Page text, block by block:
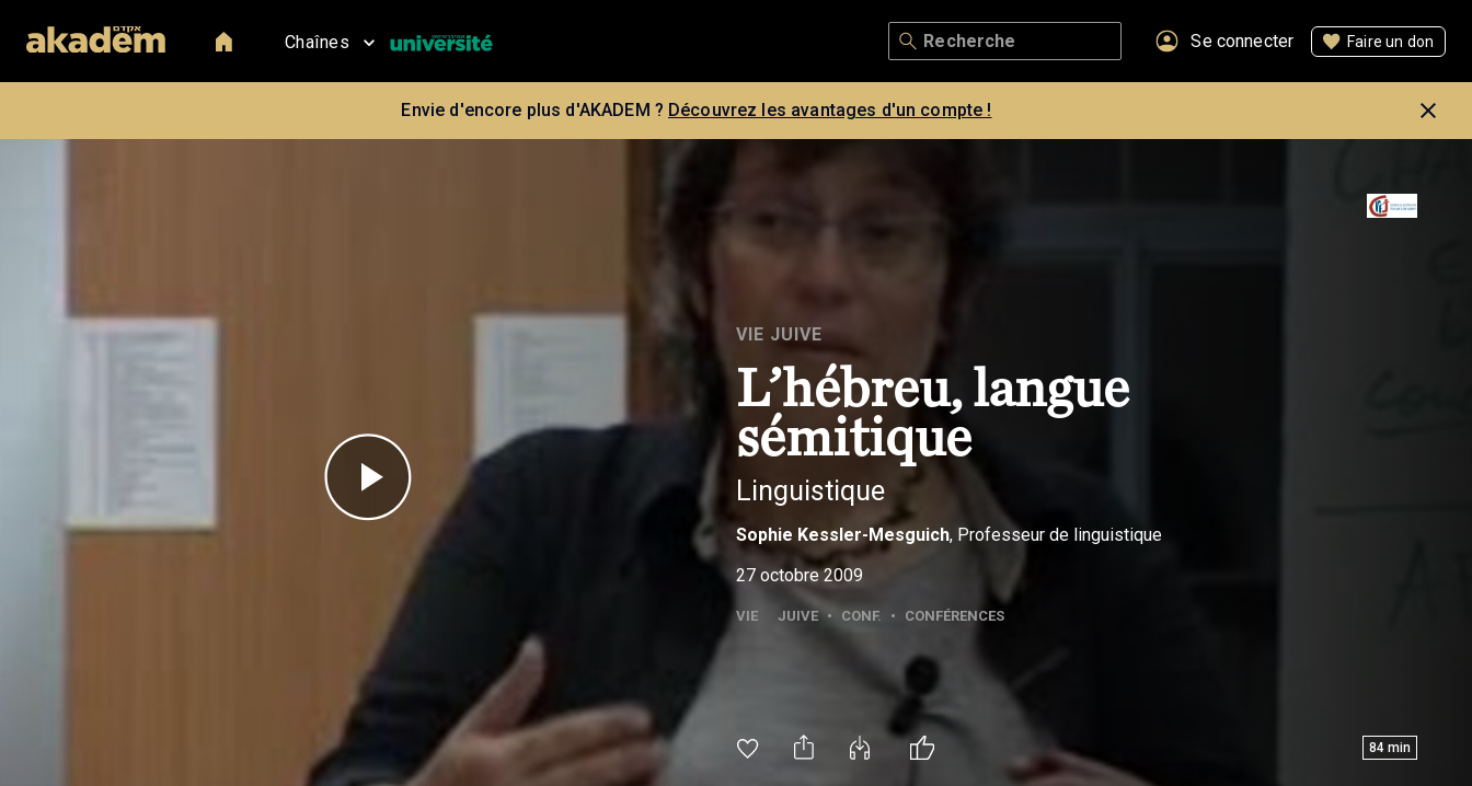
Chaînes Se connecter Faire un don
Envie d'encore plus d'AKADEM ? Découvrez les avantages d'un compte !
VIE JUIVE
L’hébreu, langue
sémitique
Linguistique
Sophie Kessler-Mesguich, Professeur de linguistique
27 octobre 2009
VIE JUIVE • CONF. • CONFÉRENCES
84 min